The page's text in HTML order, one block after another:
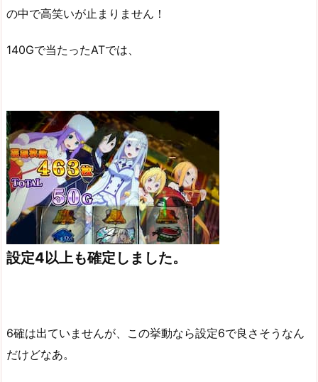
の中で高笑いが止まりません！
140Gで当たったATでは、
設定4以上も確定しました。
6確は出ていませんが、この挙動なら設定6で良さそうなん
だけどなあ。